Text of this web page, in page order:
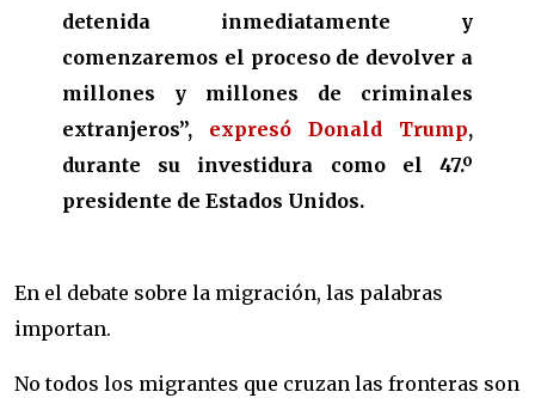
detenida inmediatamente y
comenzaremos el proceso de devolver a
millones y millones de criminales
extranjeros”, expresó Donald Trump,
durante su investidura como el 47.º
presidente de Estados Unidos.
En el debate sobre la migración, las palabras
importan.
No todos los migrantes que cruzan las fronteras son